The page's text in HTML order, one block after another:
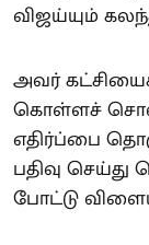
விஜய்யும்
அவர்
கொள்ளச்
எதிர்ப்பை
பதிவு
போட்டு